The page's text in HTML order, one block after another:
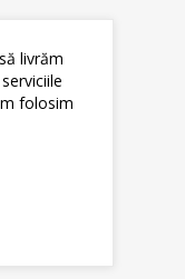
livrăm
folosim